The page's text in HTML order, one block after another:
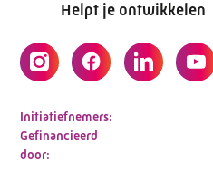
Helpt je ontwikkelen
Initiatiefnemers:
Gefinancieerd
door: